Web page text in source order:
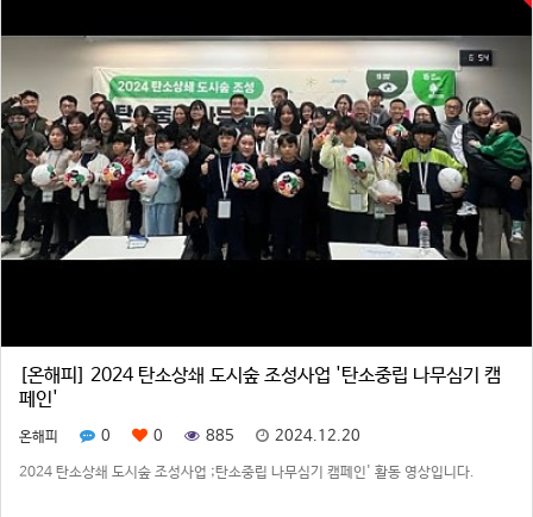
[온해피] 2024 탄소상쇄 도시숲 조성사업 '탄소중립 나무심기 캠
페인'
온해피 0 0 885 2024.12.20
2024 탄소상쇄 도시숲 조성사업 ;탄소중립 나무심기 캠페인' 활동 영상입니다.